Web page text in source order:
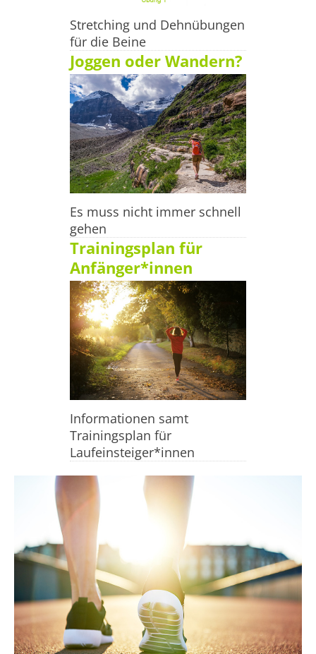
Stretching und Dehnübungen
für die Beine
Joggen oder Wandern?
Es muss nicht immer schnell
gehen
Trainingsplan für
Anfänger*innen
Informationen samt
Trainingsplan für
Laufeinsteiger*innen